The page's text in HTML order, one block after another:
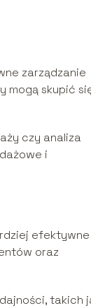
zarządzanie
mogą skupić
czy analiza
i
efektywne
oraz
takich